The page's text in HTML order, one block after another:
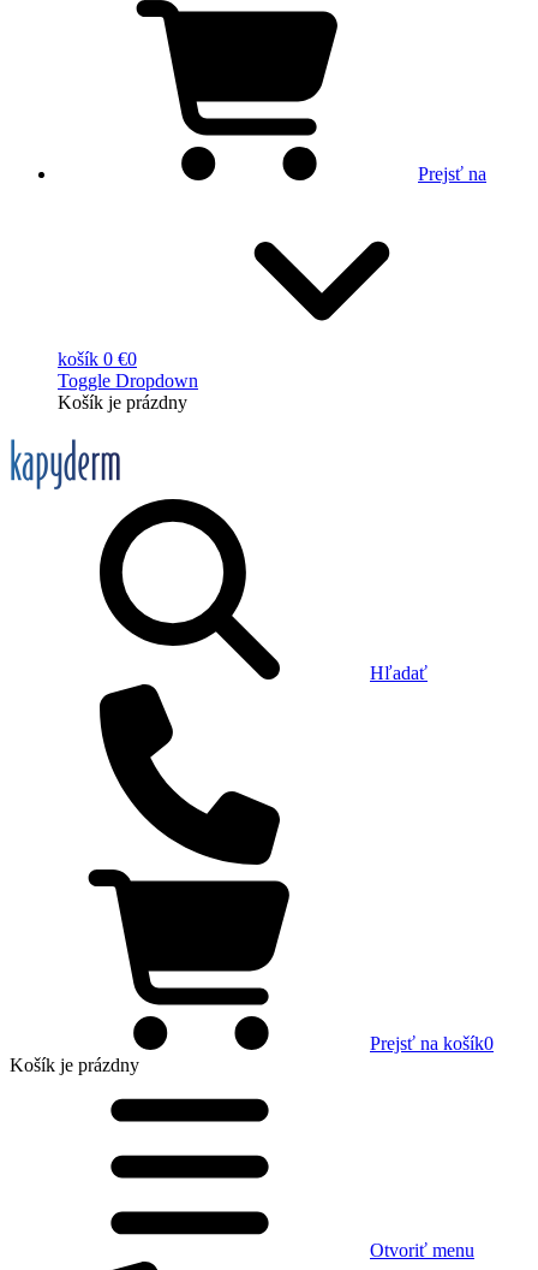
Prejsť na
košík 0 €0
Toggle Dropdown
Košík je prázdny
Hľadať
Prejsť na košík0
Košík je prázdny
Otvoriť menu